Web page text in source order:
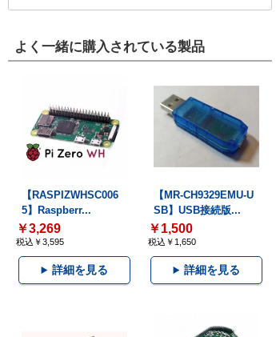
よく一緒に購入されている製品
【RASPIZWHSC006
5】Raspberr...
￥3,269
税込￥3,595
詳細を見る
【MR-CH9329EMU-U
SB】USB接続版...
￥1,500
税込￥1,650
詳細を見る